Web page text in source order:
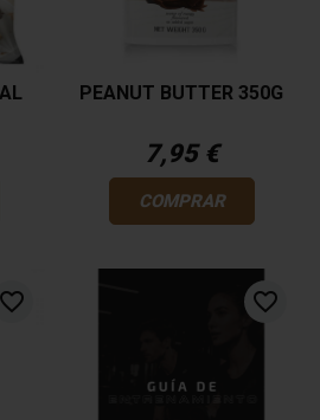
PEANUT BUTTER 350G
7,95 €
COMPRAR
favorite_border favorite_border